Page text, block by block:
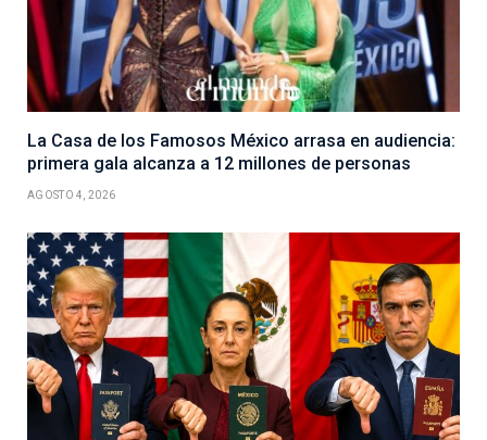
La Casa de los Famosos México arrasa en audiencia:
primera gala alcanza a 12 millones de personas
AGOSTO 4, 2026